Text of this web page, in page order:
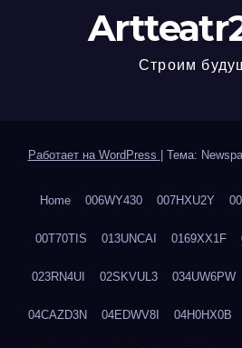
Строим
Работает на WordPress Тема:
Home 006WY430 007HXU2Y
00T70TIS 013UNCAI 0169XX1F
023RN4UI 02SKVUL3 034UW6PW
04CAZD3N 04EDWV8I 04H0HX0B